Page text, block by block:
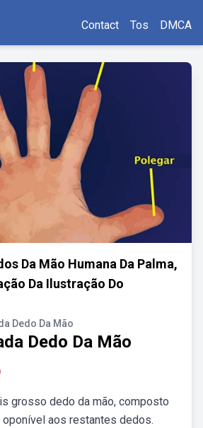
Contact Tos DMCA
Da Mão Humana Da Palma,
Da Ilustração Do
Dedo Da Mão
Dedo Da Mão
grosso dedo da mão, composto
aos restantes dedos.